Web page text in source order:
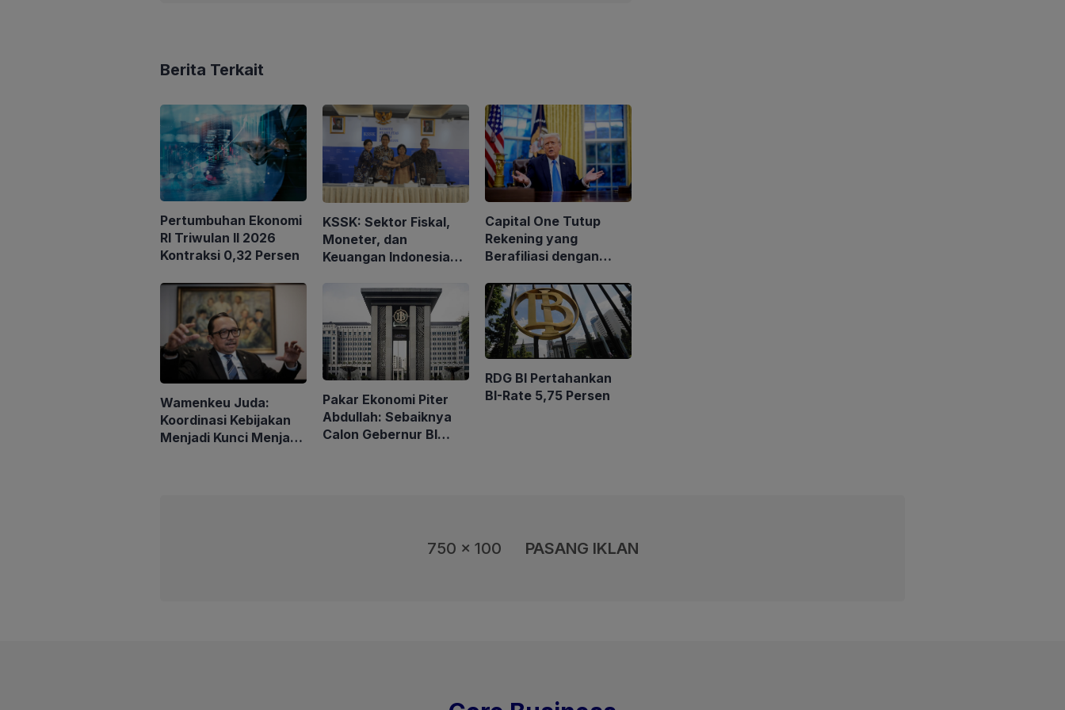
Berita Terkait
Pertumbuhan Ekonomi
RI Triwulan II 2026
Kontraksi 0,32 Persen
KSSK: Sektor Fiskal,
Moneter, dan
Keuangan Indonesia
Terjaga
Capital One Tutup
Rekening yang
Berafiliasi dengan
Wamenkeu Juda:
Koordinasi Kebijakan
Menjadi Kunci Menjaga
Pakar Ekonomi Piter
Abdullah: Sebaiknya
Calon Gebernur BI
RDG BI Pertahankan
BI-Rate 5,75 Persen
750 x 100 PASANG IKLAN